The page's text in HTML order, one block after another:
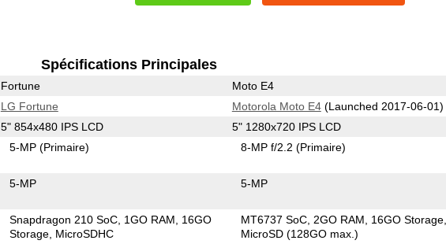
Spécifications Principales
Fortune Moto E4
LG Fortune Motorola Moto E4(Launched 2017-06-01)
5" 854x480 IPS LCD 5" 1280x720 IPS LCD
5-MP(Primaire) 8-MP f/2.2(Primaire)
5-MP 5-MP
Snapdragon 210 SoC 1GO RAM
16GO
Storage MicroSDHC
MT6737 SoC 2GO RAM
16GO Storage
MicroSD (128GO max.)